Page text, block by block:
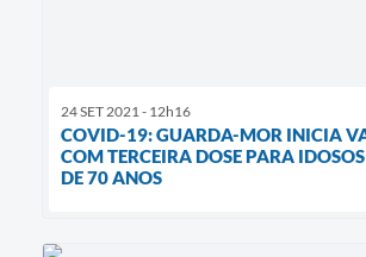
24 SET 2021 - 12h16
COVID-19: GUARDA-MOR INICIA
COM TERCEIRA DOSE PARA
DE 70 ANOS